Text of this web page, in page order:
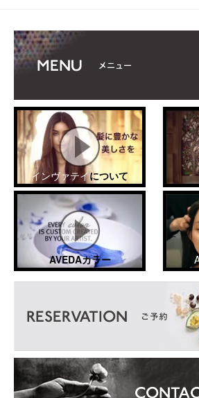
インヴァテイについて
AVEDAカラー